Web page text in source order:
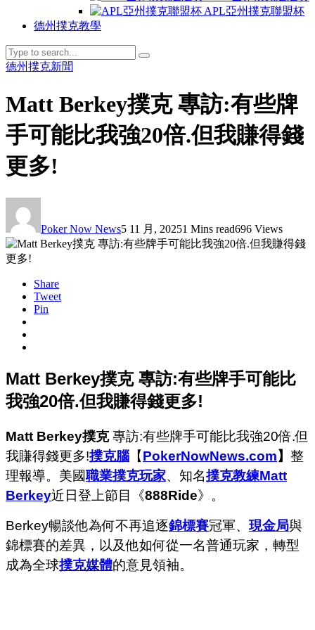
APL亞州撲克聯盟杯
德州撲克教學
德州撲克新聞
Matt Berkey撲克 專訪:有些牌
手可能比我強20倍.但我賺得錢
更多!
Poker Now News5 11 月, 20251 Mins read696 Views
Share
Tweet
Pin
Matt Berkey撲克 專訪:有些牌手可能比
我強20倍.但我賺得錢更多!
Matt Berkey撲克專訪:有些牌手可能比我強20倍.但
我賺得錢更多!撲克腦 【PokerNowNews.com】 整
理報導。美國職業撲克玩家、知名撲克教練Matt
Berkey近日登上節目《888Ride》。
Berkey暢談他為何不再追逐錦標賽冠軍、 現金局與
錦標賽的差異，以及他如何從一名普通玩家，轉型
成為全球撲克媒體的意見領袖。